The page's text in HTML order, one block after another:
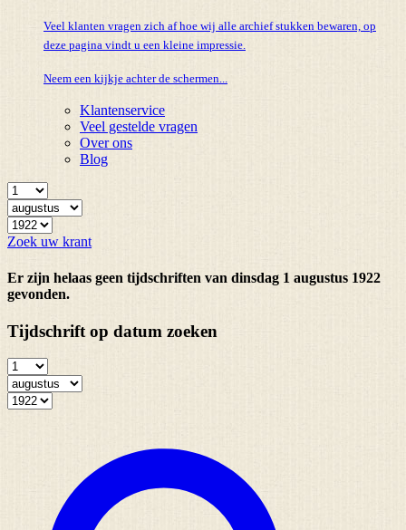
Veel klanten vragen zich af hoe wij alle archief stukken bewaren, op
deze pagina vindt u een kleine impressie.
Neem een kijkje achter de schermen...
Klantenservice
Veel gestelde vragen
Over ons
Blog
Zoek uw krant
Er zijn helaas geen tijdschriften van dinsdag 1 augustus 1922
gevonden.
Tijdschrift op datum zoeken